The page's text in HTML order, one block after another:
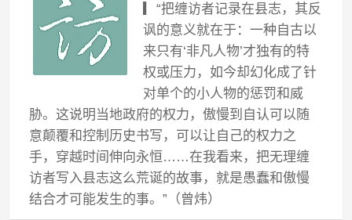
▎“把缠访者记录在县志，其反
讽的意义就在于：一种自古以
来只有‘非凡人物’才独有的特
权或压力，如今却幻化成了针
对单个的小人物的惩罚和威
胁。这说明当地政府的权力，傲慢到自认可以随
意颠覆和控制历史书写，可以让自己的权力之
手，穿越时间伸向永恒……在我看来，把无理缠
访者写入县志这么荒诞的故事，就是愚蠢和傲慢
结合才可能发生的事。”（曾炜）